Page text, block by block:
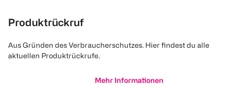
Produktrückruf
Aus Gründen des Verbraucherschutzes. Hier findest du alle
aktuellen Produktrückrufe.
Mehr Informationen